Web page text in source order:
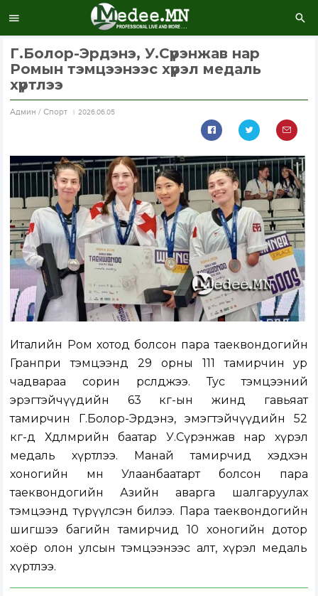
Г.Болор-Эрдэнэ, У.Сүрэнжав нар
Ромын тэмцээнээс хүрэл медаль
хүртлээ
Aдмин / Спорт 2026.06.05
Италийн Ром хотод болсон пара таеквондогийн
Гранпри тэмцээнд 29 орны 111 тамирчин ур
чадвараа сорин өрсөлджээ. Тус тэмцээний
эрэгтэйчүүдийн 63 кг-ын жинд гавьяат
тамирчин Г.Болор-Эрдэнэ, эмэгтэйчүүдийн 52
кг-д Хөдөлмөрийн баатар У.Сүрэнжав нар хүрэл
медаль хүртлээ. Манай тамирчид хэдхэн
хоногийн өмнө Улаанбаатарт болсон пара
таеквондогийн Азийн аварга шалгаруулах
тэмцээнд түрүүлсэн билээ. Пара таеквондогийн
шигшээ багийн тамирчид 10 хоногийн дотор
хоёр олон улсын тэмцээнээс алт, хүрэл медаль
хүртлээ.